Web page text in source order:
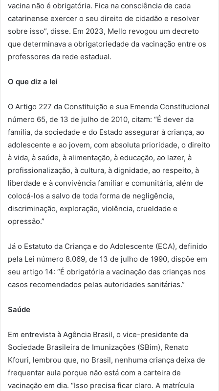
vacina não é obrigatória. Fica na consciência de cada
catarinense exercer o seu direito de cidadão e resolver
sobre isso”, disse. Em 2023, Mello revogou um decreto
que determinava a obrigatoriedade da vacinação entre os
professores da rede estadual.
O que diz a lei
O Artigo 227 da Constituição e sua Emenda Constitucional
número 65, de 13 de julho de 2010, citam: “É dever da
família, da sociedade e do Estado assegurar à criança, ao
adolescente e ao jovem, com absoluta prioridade, o direito
à vida, à saúde, à alimentação, à educação, ao lazer, à
profissionalização, à cultura, à dignidade, ao respeito, à
liberdade e à convivência familiar e comunitária, além de
colocá-los a salvo de toda forma de negligência,
discriminação, exploração, violência, crueldade e
opressão.”
Já o Estatuto da Criança e do Adolescente (ECA), definido
pela Lei número 8.069, de 13 de julho de 1990, dispõe em
seu artigo 14: “É obrigatória a vacinação das crianças nos
casos recomendados pelas autoridades sanitárias.”
Saúde
Em entrevista à Agência Brasil, o vice-presidente da
Sociedade Brasileira de Imunizações (SBim), Renato
Kfouri, lembrou que, no Brasil, nenhuma criança deixa de
frequentar aula porque não está com a carteira de
vacinação em dia. “Isso precisa ficar claro. A matrícula